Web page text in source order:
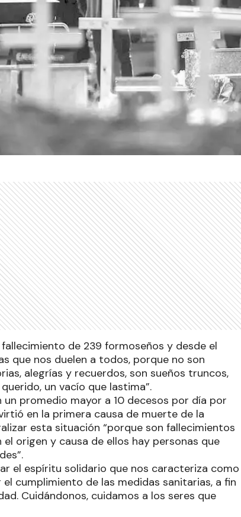
de 239 formoseños y desde el
que nos duelen a todos, porque no son
alegrías y recuerdos, son sueños truncos,
un vacío que lastima”.
promedio mayor a 10 decesos por día por
en la primera causa de muerte de la
esta situación “porque son fallecimientos
origen y causa de ellos hay personas que
el espíritu solidario que nos caracteriza como
cumplimiento de las medidas sanitarias, a fin
Cuidándonos, cuidamos a los seres que